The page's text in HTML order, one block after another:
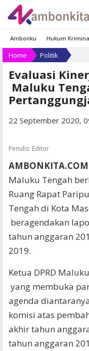
Ambonku Hukum
Home Politik
Evaluasi
Maluku
22 September 2020,
Penulis: Editor
AMBONKITA.COM
Maluku Tengah
Ruang Rapat
Tengah di Kota
beragendakan
tahun anggaran
2019.
Ketua DPRD
yang membuka
agenda
komisi atas
akhir tahun
tahun anggaran